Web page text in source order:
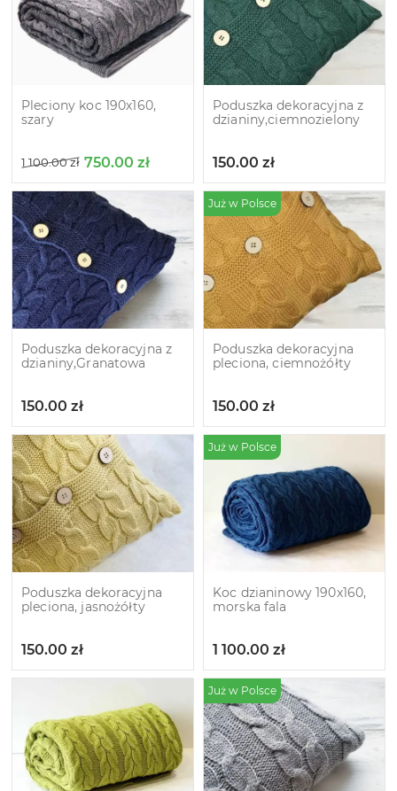
Pleciony koc 190х160,
szary
1 100.00zł 750.00 zł
Poduszka dekoracyjna z
dzianiny,ciemnozielony
150.00 zł
Poduszka dekoracyjna z
dzianiny,Granatowa
150.00 zł
Już w Polsce
Poduszka dekoracyjna
pleciona, ciemnożółty
150.00 zł
Poduszka dekoracyjna
pleciona, jasnożółty
150.00 zł
Już w Polsce
Koc dzianinowy 190x160,
morska fala
1 100.00 zł
Już w Polsce